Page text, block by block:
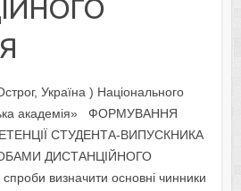
Україна ) Національного
академія» ФОРМУВАННЯ
СТУДЕНТА-ВИПУСКНИКА
ДИСТАНЦІЙНОГО
визначити основні чинники